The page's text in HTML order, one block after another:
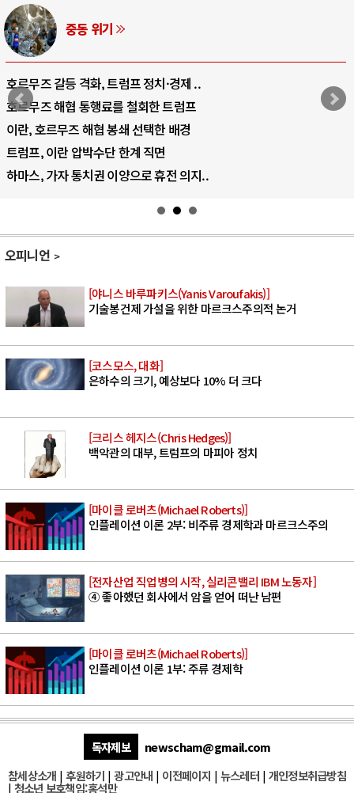
위기
화, 트럼프 정치·경제 ..
행료를 철회한 트럼프
협 봉쇄 선택한 배경
수단 한계 직면
권 이양으로 휴전 의지..
중국 AI, 저
AI 국부펀드
오피니언
[야니스 바루파키스(Yanis Varoufakis)]
기술봉건제 가설을 위한 마르크스주의적 논거
[코스모스, 대화]
은하수의 크기, 예상보다 10% 더 크다
[크리스 헤지스(Chris Hedges)]
백악관의 대부, 트럼프의 마피아 정치
[마이클 로버츠(Michael Roberts)]
인플레이션 이론 2부: 비주류 경제학과 마르크스주의
[전자산업 직업병의 시작, 실리콘밸리 IBM 노동자]
④ 좋아했던 회사에서 암을 얻어 떠난 남편
[마이클 로버츠(Michael Roberts)]
인플레이션 이론 1부: 주류 경제학
독자제보
newscham@gmail.com
참세상소개 | 후원하기 |광고안내 | 이전페이지 | 뉴스레터| 개인정보취급방침
| 청소년 보호책임:홍석만